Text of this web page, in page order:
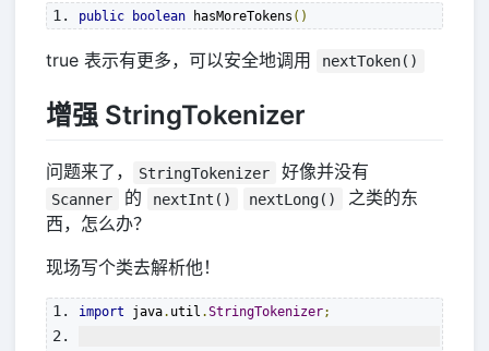
public boolean hasMoreTokens ()
true 表示有更多，可以安全地调用 nextToken()
增强 StringTokenizer
问题来了， StringTokenizer 好像并没有
Scanner 的 nextInt() nextLong()
之类的东
西，怎么办？
现场写个类去解析他！
import java. util .StringTokenizer;